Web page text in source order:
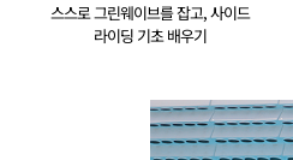
스스로 그린웨이브를 잡고, 사이드
라이딩 기초 배우기